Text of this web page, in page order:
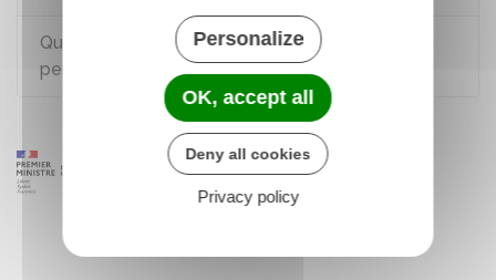
Quelles formations sont accessibles à une
personne en situation de handicap ?
Personalize
OK, accept all
Deny all cookies
Privacy policy